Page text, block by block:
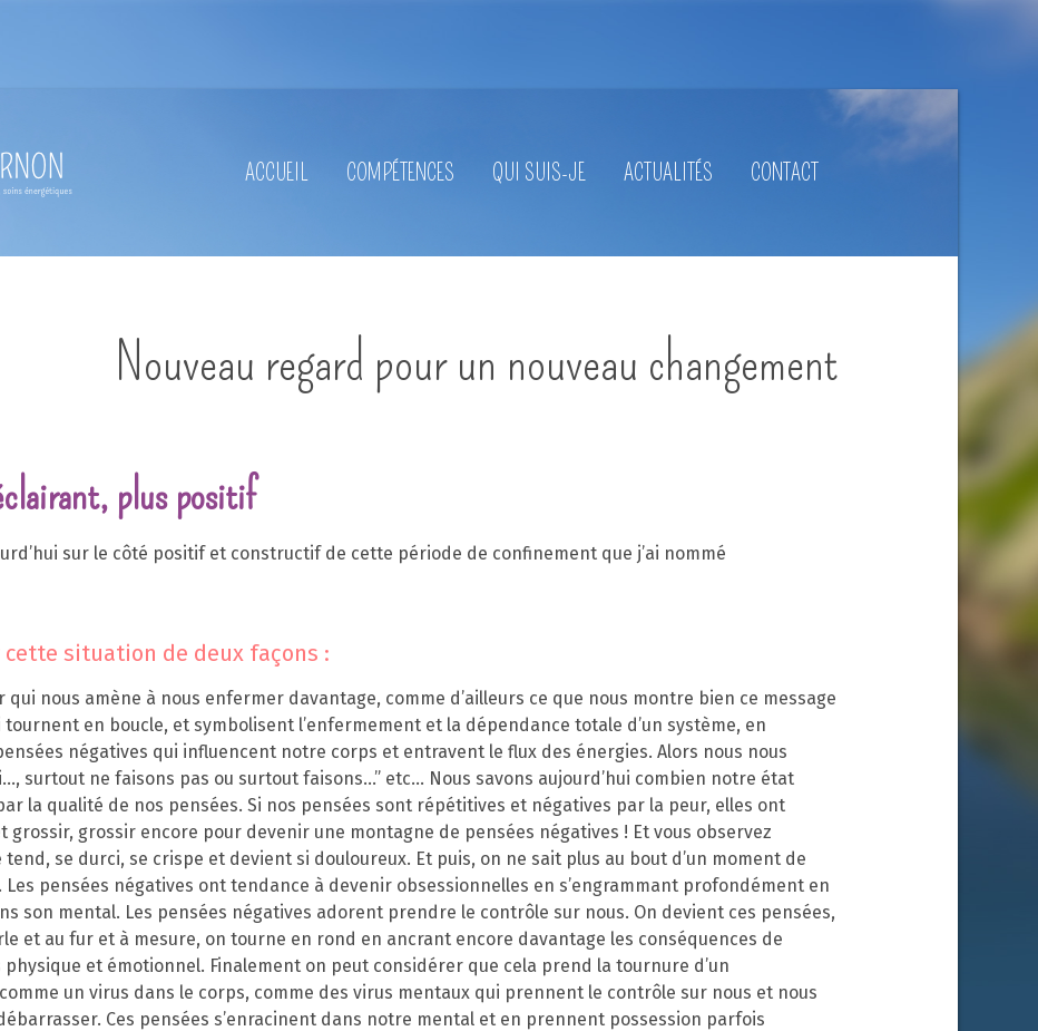
ACCUEIL COMPÉTENCES
Trigger points
Hypnose
Le stress – l’angoisse –
Perdre du poids
Arrêt du tabac à Peyrins
Les enfants /
adolescents et
l’hypnose
TDAH – Syndrome
d’Asperger
Méditation pleine
Tarifs
QUI SUIS-JE ACTUALITÉS CONTACT
Nouveau regard pour un nouveau changement
plus positif
sur le côté positif et constructif de cette période de confinement que j’ai nommé
cette situation de deux façons :
nous amène à nous enfermer davantage, comme d’ailleurs ce que nous montre bien ce message
tournent en boucle, et symbolisent l’enfermement et la dépendance totale d’un système, en
négatives qui influencent notre corps et entravent le flux des énergies. Alors nous nous
surtout ne faisons pas ou surtout faisons…” etc… Nous savons aujourd’hui combien notre état
la qualité de nos pensées. Si nos pensées sont répétitives et négatives par la peur, elles ont
grossir, grossir encore pour devenir une montagne de pensées négatives ! Et vous observez
se durci, se crispe et devient si douloureux. Et puis, on ne sait plus au bout d’un moment de
pensées négatives ont tendance à devenir obsessionnelles en s’engrammant profondément en
son mental. Les pensées négatives adorent prendre le contrôle sur nous. On devient ces pensées,
et au fur et à mesure, on tourne en rond en ancrant encore davantage les conséquences de
et émotionnel. Finalement on peut considérer que cela prend la tournure d’un
un virus dans le corps, comme des virus mentaux qui prennent le contrôle sur nous et nous
Ces pensées s’enracinent dans notre mental et en prennent possession parfois